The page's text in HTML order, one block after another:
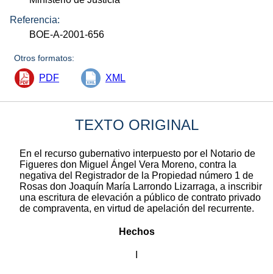
Referencia:
BOE-A-2001-656
Otros formatos:
PDF XML
TEXTO ORIGINAL
En el recurso gubernativo interpuesto por el Notario de
Figueres don Miguel Ángel Vera Moreno, contra la
negativa del Registrador de la Propiedad número 1 de
Rosas don Joaquín María Larrondo Lizarraga, a inscribir
una escritura de elevación a público de contrato privado
de compraventa, en virtud de apelación del recurrente.
Hechos